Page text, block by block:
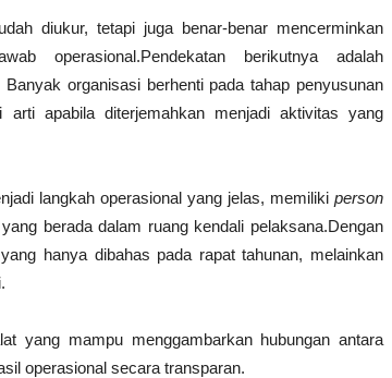
diukur, tetapi juga benar-benar mencerminkan
operasional.Pendekatan berikutnya adalah
Banyak organisasi berhenti pada tahap penyusunan
apabila diterjemahkan menjadi aktivitas yang
langkah operasional yang jelas, memiliki person
berada dalam ruang kendali pelaksana.Dengan
hanya dibahas pada rapat tahunan, melainkan
yang mampu menggambarkan hubungan antara
operasional secara transparan.